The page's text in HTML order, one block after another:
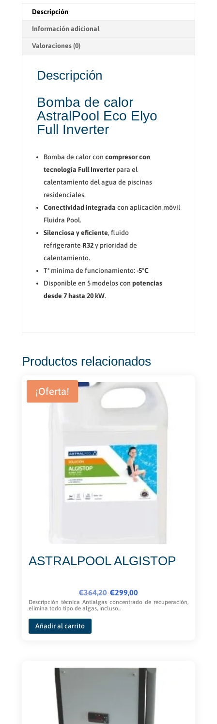
Descripción
Información adicional
Valoraciones (0)
Descripción
Bomba de calor
AstralPool Eco Elyo
Full Inverter
Bomba de calor con compresor con
tecnología Full Inverterpara el
calentamiento del agua de piscinas
residenciales.
Conectividad integrada con aplicación móvil
Fluidra Pool.
Silenciosa y eficiente, fluido
refrigerante R32y prioridad de
calentamiento.
Tª mínima de funcionamiento:-5°C
Disponible en 5 modelos con potencias
desde 7 hasta 20 kW.
Productos relacionados
¡Oferta!
ASTRALPOOL ALGISTOP
€364,20 El
precio
€299,00
El
precio
Descripción técnica Antialgas concentrado de recuperación,
elimina todo tipo de algas, incluso...
Añadir al carrito